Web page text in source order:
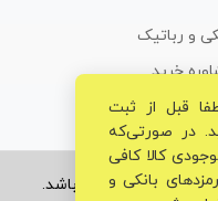
و رباتیک
خرید
محفوظ می‌باشد.
قبل از ثبت
در صورتی‌که
کالا کافی
بانکی و